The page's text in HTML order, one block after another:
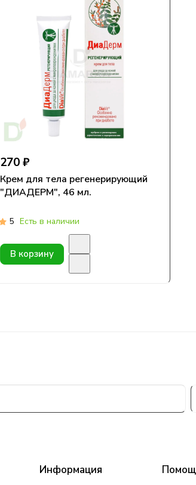
270 ₽
Крем для тела регенерирующий
"ДИАДЕРМ", 46 мл.
5 Есть в наличии
В корзину
Информация